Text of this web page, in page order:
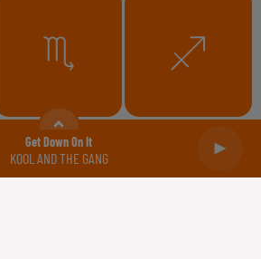
Get Down On It
KOOL AND THE GANG
Scorpion